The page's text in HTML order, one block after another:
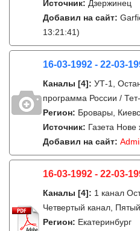
Источник: Дзержинец
Добавил на сайт:
13:21:41)
16-03-1992 - 22-03-
Каналы [4]: УТ-1,
программа России /
Регион: Бровары,
Источник: Газета Нове
Добавил на сайт:
16-03-1992 - 22-03-
Каналы [4]: 1 канал
Четвертый канал,
Регион: Екатеринбург